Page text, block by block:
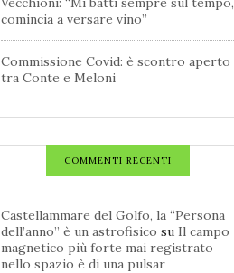
comincia a versare vino”
Commissione Covid: è scontro aperto
tra Conte e Meloni
COMMENTI RECENTI
Castellammare del Golfo, la “Persona
dell’anno” è un astrofisico su Il campo
magnetico più forte mai registrato
nello spazio è di una pulsar